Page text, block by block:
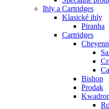
Ihly a Cartridges
Klasické ihly
Piranha
Cartridges
Bishop
Prodak